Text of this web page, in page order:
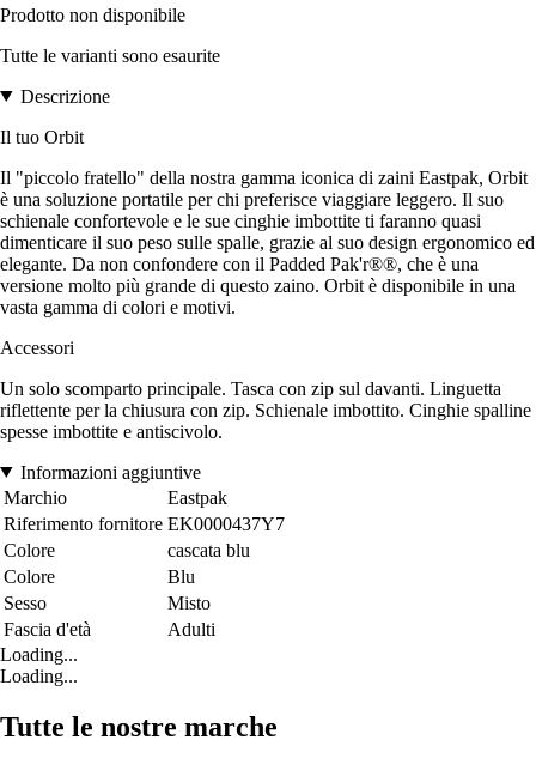
Prodotto non disponibile
Tutte le varianti sono esaurite
Descrizione
Il tuo Orbit
Il "piccolo fratello" della nostra gamma iconica di zaini Eastpak, Orbit
è una soluzione portatile per chi preferisce viaggiare leggero. Il suo
schienale confortevole e le sue cinghie imbottite ti faranno quasi
dimenticare il suo peso sulle spalle, grazie al suo design ergonomico ed
elegante. Da non confondere con il Padded Pak'r®®, che è una
versione molto più grande di questo zaino. Orbit è disponibile in una
vasta gamma di colori e motivi.
Accessori
Un solo scomparto principale. Tasca con zip sul davanti. Linguetta
riflettente per la chiusura con zip. Schienale imbottito. Cinghie spalline
spesse imbottite e antiscivolo.
Informazioni aggiuntive
Marchio
Eastpak
Riferimento fornitore EK0000437Y7
Colore
cascata blu
Colore
Blu
Sesso
Misto
Fascia d'età
Adulti
Loading...
Loading...
Tutte le nostre marche